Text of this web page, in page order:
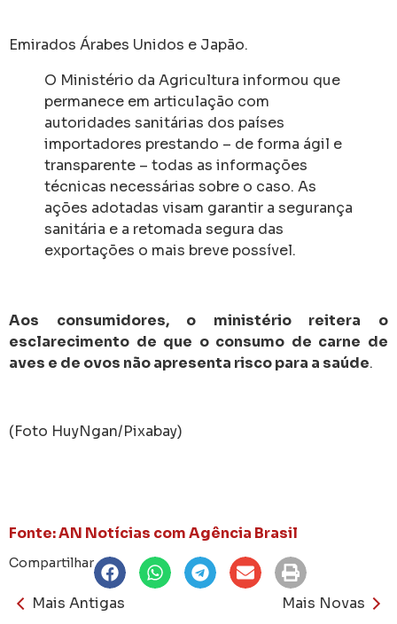
Emirados Árabes Unidos e Japão.
O Ministério da Agricultura informou que
permanece em articulação com
autoridades sanitárias dos países
importadores prestando – de forma ágil e
transparente – todas as informações
técnicas necessárias sobre o caso. As
ações adotadas visam garantir a segurança
sanitária e a retomada segura das
exportações o mais breve possível.
Aos consumidores, o ministério reitera o
esclarecimento de que o consumo de carne de
aves e de ovos não apresenta risco para a saúde.
(Foto HuyNgan/Pixabay)
Fonte: AN Notícias com Agência Brasil
Compartilhar
Mais Antigas Mais Novas